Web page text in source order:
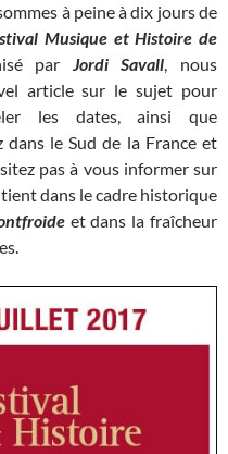
à peine à dix jours de
Musique et Histoire de
par Jordi Savall, nous
article sur le sujet pour
les dates, ainsi que
dans le Sud de la France et
pas à vous informer sur
dans le cadre historique
et dans la fraîcheur